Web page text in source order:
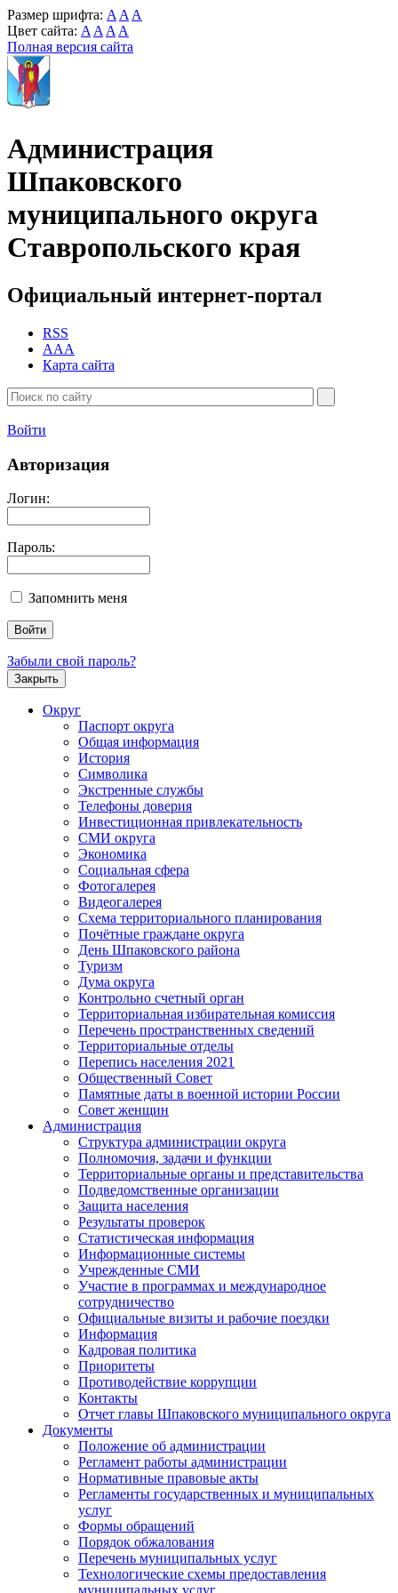
Размер шрифта: A A A
Цвет сайта: A A A A
Полная версия сайта
Администрация
Шпаковского
муниципального округа
Ставропольского края
Официальный интернет-портал
RSS
AAA
Карта сайта
Войти
Авторизация
Логин:
Пароль:
Запомнить меня
Забыли свой пароль?
Закрыть
Округ
Паспорт округа
Общая информация
История
Символика
Экстренные службы
Телефоны доверия
Инвестиционная привлекательность
СМИ округа
Экономика
Социальная сфера
Фотогалерея
Видеогалерея
Схема территориального планирования
Почётные граждане округа
День Шпаковского района
Туризм
Дума округа
Контрольно счетный орган
Территориальная избирательная комиссия
Перечень пространственных сведений
Территориальные отделы
Перепись населения 2021
Общественный Совет
Памятные даты в военной истории России
Совет женщин
Администрация
Структура администрации округа
Полномочия, задачи и функции
Территориальные органы и представительства
Подведомственные организации
Защита населения
Результаты проверок
Статистическая информация
Информационные системы
Учрежденные СМИ
Участие в программах и международное
сотрудничество
Официальные визиты и рабочие поездки
Информация
Кадровая политика
Приоритеты
Противодействие коррупции
Контакты
Отчет главы Шпаковского муниципального округа
Документы
Положение об администрации
Регламент работы администрации
Нормативные правовые акты
Регламенты государственных и муниципальных
услуг
Формы обращений
Порядок обжалования
Перечень муниципальных услуг
Технологические схемы предоставления